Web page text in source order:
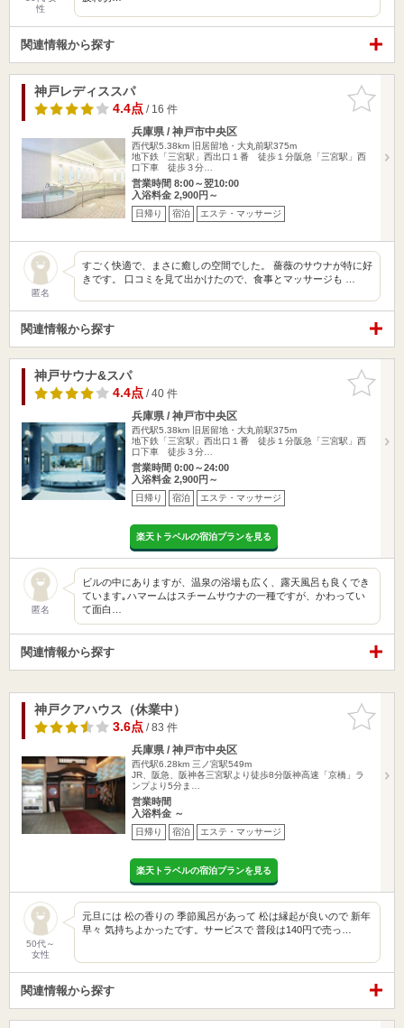
性
関連情報から探す
お気に入
りに追加
神戸レディススパ
4.4点/ 16 件
兵庫県 / 神戸市中央区
西代駅5.38km
旧居留地・大丸前駅375m
地下鉄「三宮駅」西出口１番 徒歩１分阪急「三宮駅」西
口下車 徒歩３分…
営業時間 8:00～翌10:00
入浴料金 2,900円～
日帰り 宿泊 エステ・マッサージ
匿名
すごく快適で、まさに癒しの空間でした。 薔薇のサウナが特に好
きです。 口コミを見て出かけたので、食事とマッサージも …
関連情報から探す
お気に入
りに追加
神戸サウナ&スパ
4.4点/ 40 件
兵庫県 / 神戸市中央区
西代駅5.38km
旧居留地・大丸前駅375m
地下鉄「三宮駅」西出口１番 徒歩１分阪急「三宮駅」西
口下車 徒歩３分…
営業時間 0:00～24:00
入浴料金 2,900円～
日帰り 宿泊 エステ・マッサージ
楽天トラベルの宿泊プランを見る
匿名
ビルの中にありますが、温泉の浴場も広く、露天風呂も良くでき
ています｡ハマームはスチームサウナの一種ですが、かわってい
て面白…
関連情報から探す
お気に入
りに追加
神戸クアハウス（休業中）
3.6点/ 83 件
兵庫県 / 神戸市中央区
西代駅6.28km 三ノ宮駅549m
JR、阪急、阪神各三宮駅より徒歩8分阪神高速「京橋」ラ
ンプより5分ま…
営業時間
入浴料金 ～
日帰り 宿泊 エステ・マッサージ
楽天トラベルの宿泊プランを見る
50代～
女性
元旦には 松の香りの 季節風呂があって 松は縁起が良いので 新年
早々 気持ちよかったです。サービスで 普段は140円で売っ…
関連情報から探す